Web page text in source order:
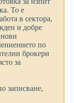
То е
в сектора,
и добре
по
брокери
за
записване,